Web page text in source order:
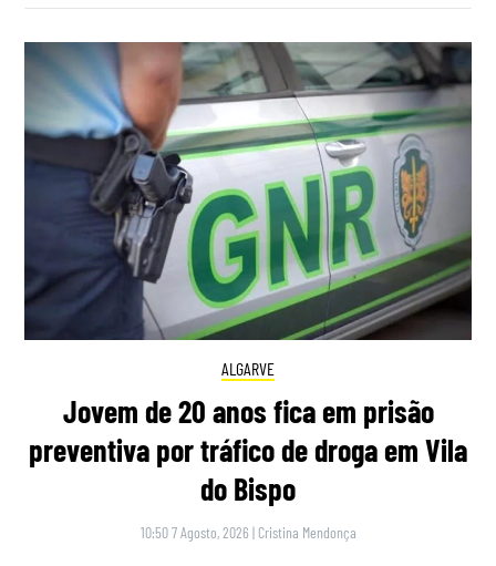
ALGARVE
Jovem de 20 anos fica em prisão
preventiva por tráfico de droga em Vila
do Bispo
10:50 7 Agosto, 2026 | Cristina Mendonça